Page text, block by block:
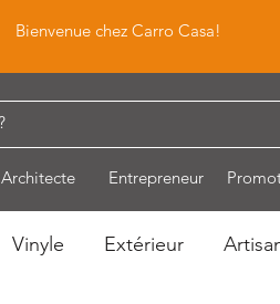
Bienvenue chez Carro Casa!
Architecte Entrepreneur
Vinyle Extérieur